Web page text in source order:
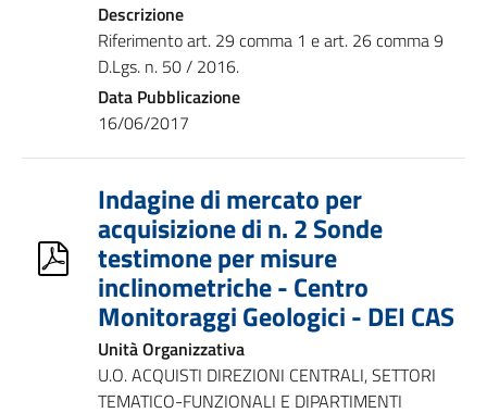
Descrizione
Riferimento art. 29 comma 1 e art. 26 comma 9
D.Lgs. n. 50 / 2016.
Data Pubblicazione
16/06/2017
Indagine di mercato per
acquisizione di n. 2 Sonde
testimone per misure
inclinometriche - Centro
Monitoraggi Geologici - DEI CAS
Unità Organizzativa
U.O. ACQUISTI DIREZIONI CENTRALI, SETTORI
TEMATICO-FUNZIONALI E DIPARTIMENTI